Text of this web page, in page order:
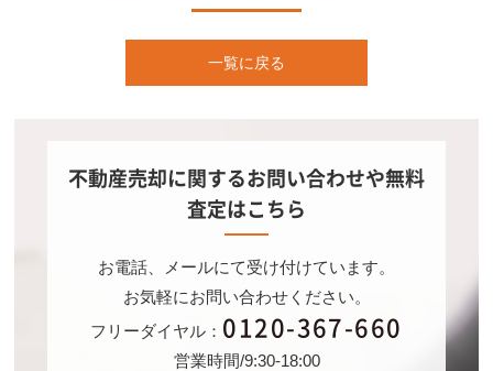
一覧に戻る
不動産売却に関するお問い合わせや無料
査定はこちら
お電話、メールにて受け付けています。
お気軽にお問い合わせください。
フリーダイヤル： 0120-367-660
営業時間/9:30-18:00